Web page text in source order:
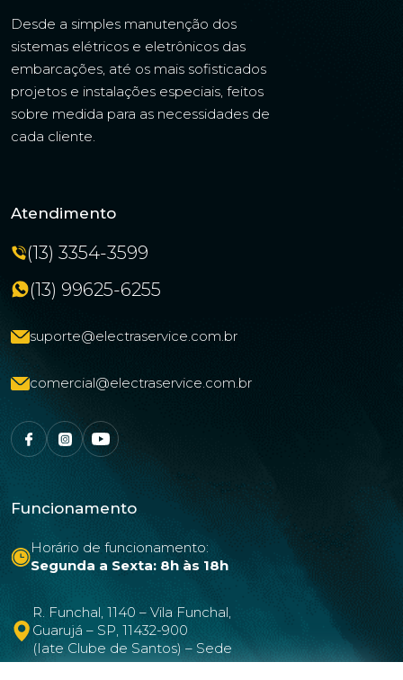
Desde a simples manutenção dos
sistemas elétricos e eletrônicos das
embarcações, até os mais sofisticados
projetos e instalações especiais, feitos
sobre medida para as necessidades de
cada cliente.
Atendimento
(13) 3354-3599
(13) 99625-6255
suporte@electraservice.com.br
comercial@electraservice.com.br
Funcionamento
Horário de funcionamento:
Segunda a Sexta: 8h às 18h
R. Funchal, 1140 – Vila Funchal,
Guarujá – SP, 11432-900
(Iate Clube de Santos) – Sede